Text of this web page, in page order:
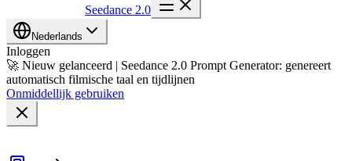
Seedance 2.0
Nederlands
Inloggen
🚀 Nieuw gelanceerd | Seedance 2.0 Prompt Generator: genereert
automatisch filmische taal en tijdlijnen
Onmiddellijk gebruiken